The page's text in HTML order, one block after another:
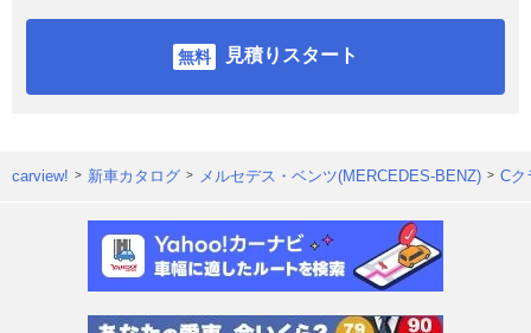
見積りスタート
carview! 新車カタログ メルセデス・ベンツ(MERCEDES-BENZ) Cク